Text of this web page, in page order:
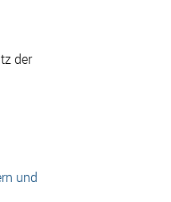
der
und